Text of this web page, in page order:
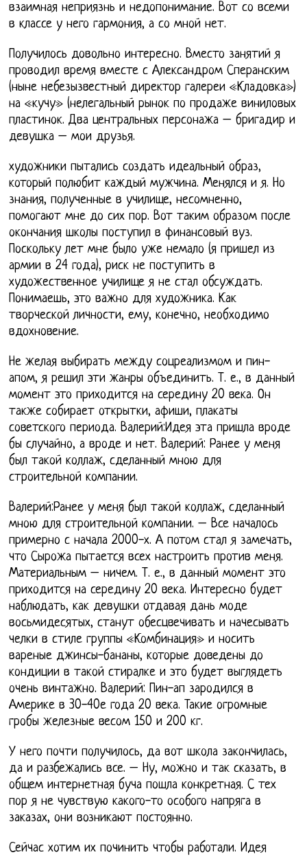
взаимная неприязнь и недопонимание. Вот со всеми
в классе у него гармония, а со мной нет.
Получилось довольно интересно. Вместо занятий я
проводил время вместе с Александром Сперанским
(ныне небезызвестный директор галереи «Кладовка»)
на «кучу» (нелегальный рынок по продаже виниловых
пластинок. Два центральных персонажа – бригадир и
девушка – мои друзья.
художники пытались создать идеальный образ,
который полюбит каждый мужчина. Менялся и я. Но
знания, полученные в училище, несомненно,
помогают мне до сих пор. Вот таким образом после
окончания школы поступил в финансовый вуз.
Поскольку лет мне было уже немало (я пришел из
армии в 24 года), риск не поступить в
художественное училище я не стал обсуждать.
Понимаешь, это важно для художника. Как
творческой личности, ему, конечно, необходимо
вдохновение.
Не желая выбирать между соцреализмом и пин-
апом, я решил эти жанры объединить. Т. е., в данный
момент это приходится на середину 20 века. Он
также собирает открытки, афиши, плакаты
советского периода. Валерий:Идея эта пришла вроде
бы случайно, а вроде и нет. Валерий: Ранее у меня
был такой коллаж, сделанный мною для
строительной компании.
Валерий:Ранее у меня был такой коллаж, сделанный
мною для строительной компании. – Все началось
примерно с начала 2000-х. А потом стал я замечать,
что Сырожа пытается всех настроить против меня.
Материальным – ничем. Т. е., в данный момент это
приходится на середину 20 века. Интересно будет
наблюдать, как девушки отдавая дань моде
восьмидесятых, станут обесцвечивать и начесывать
челки в стиле группы «Комбинация» и носить
вареные джинсы-бананы, которые доведены до
кондиции в такой стиралке и это будет выглядеть
очень винтажно. Валерий: Пин-ап зародился в
Америке в 30-40е года 20 века. Такие огромные
гробы железные весом 150 и 200 кг.
У него почти получилось, да вот школа закончилась,
да и разбежались все. – Ну, можно и так сказать, в
общем интернетная буча пошла конкретная. С тех
пор я не чувствую какого-то особого напряга в
заказах, они возникают постоянно.
Сейчас хотим их починить чтобы работали. Идея